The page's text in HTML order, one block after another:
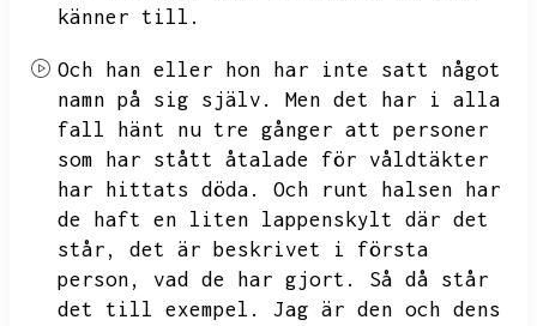
känner till.
Och han eller hon har inte satt något
namn på sig själv.
Men det har i alla
fall hänt nu tre gånger att personer
som har stått åtalade för våldtäkter
har hittats döda.
Och runt halsen har
de haft en liten lappenskylt där det
står,
det är beskrivet i första
person,
vad de har gjort.
Så då står
det till exempel.
Jag är den och dens